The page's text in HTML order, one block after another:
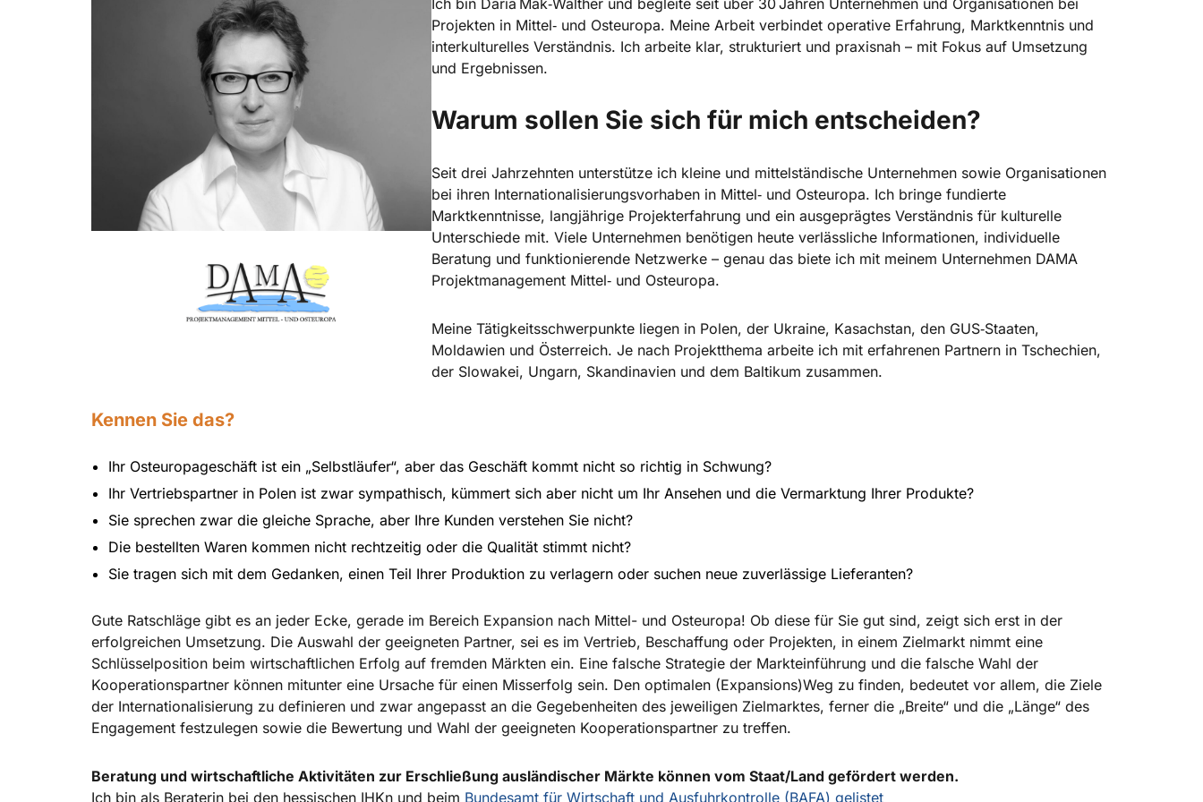
Ich bin Daria Mak‑Walther und begleite seit über 30 Jahren Unternehmen und Organisationen bei
Projekten in Mittel‑ und Osteuropa. Meine Arbeit verbindet operative Erfahrung, Marktkenntnis und
interkulturelles Verständnis. Ich arbeite klar, strukturiert und praxisnah – mit Fokus auf Umsetzung
und Ergebnissen.
Warum sollen Sie sich für mich entscheiden?
Seit drei Jahrzehnten unterstütze ich kleine und mittelständische Unternehmen sowie Organisationen
bei ihren Internationalisierungsvorhaben in Mittel‑ und Osteuropa. Ich bringe fundierte
Marktkenntnisse, langjährige Projekterfahrung und ein ausgeprägtes Verständnis für kulturelle
Unterschiede mit. Viele Unternehmen benötigen heute verlässliche Informationen, individuelle
Beratung und funktionierende Netzwerke – genau das biete ich mit meinem Unternehmen DAMA
Projektmanagement Mittel‑ und Osteuropa.
Meine Tätigkeitsschwerpunkte liegen in Polen, der Ukraine, Kasachstan, den GUS‑Staaten,
Moldawien und Österreich. Je nach Projektthema arbeite ich mit erfahrenen Partnern in Tschechien,
der Slowakei, Ungarn, Skandinavien und dem Baltikum zusammen.
Kennen Sie das?
Ihr Osteuropageschäft ist ein „Selbstläufer“, aber das Geschäft kommt nicht so richtig in Schwung?
Ihr Vertriebspartner in Polen ist zwar sympathisch, kümmert sich aber nicht um Ihr Ansehen und die Vermarktung Ihrer Produkte?
Sie sprechen zwar die gleiche Sprache, aber Ihre Kunden verstehen Sie nicht?
Die bestellten Waren kommen nicht rechtzeitig oder die Qualität stimmt nicht?
Sie tragen sich mit dem Gedanken, einen Teil Ihrer Produktion zu verlagern oder suchen neue zuverlässige Lieferanten?
Gute Ratschläge gibt es an jeder Ecke, gerade im Bereich Expansion nach Mittel- und Osteuropa! Ob diese für Sie gut sind, zeigt sich erst in der
erfolgreichen Umsetzung. Die Auswahl der geeigneten Partner, sei es im Vertrieb, Beschaffung oder Projekten, in einem Zielmarkt nimmt eine
Schlüsselposition beim wirtschaftlichen Erfolg auf fremden Märkten ein. Eine falsche Strategie der Markteinführung und die falsche Wahl der
Kooperationspartner können mitunter eine Ursache für einen Misserfolg sein. Den optimalen (Expansions)Weg zu finden, bedeutet vor allem, die Ziele
der Internationalisierung zu definieren und zwar angepasst an die Gegebenheiten des jeweiligen Zielmarktes, ferner die „Breite“ und die „Länge“ des
Engagement festzulegen sowie die Bewertung und Wahl der geeigneten Kooperationspartner zu treffen.
Beratung und wirtschaftliche Aktivitäten zur Erschließung ausländischer Märkte können vom Staat/Land gefördert werden.
Ich bin als Beraterin bei den hessischen IHKn und beim Bundesamt für Wirtschaft und Ausfuhrkontrolle (BAFA) gelistet